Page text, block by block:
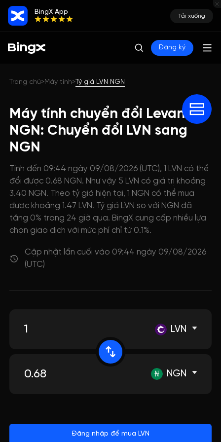
BingX App
Tải xuống
Đăng ký
Trang chủ>Máy tính>Tỷ giá LVN NGN
Máy tính chuyển đổi Levana
NGN: Chuyển đổi LVN sang
NGN
Tính đến 09:44 ngày 09/08/2026 (UTC), 1 LVN có thể
đổi được 0.68 NGN. Như vậy 5 LVN có giá trị khoảng
3.40 NGN. Theo tỷ giá hiện tại, 1 NGN có thể mua
được khoảng 1.47 LVN. Tỷ giá LVN so với NGN đã
tăng 0% trong 24 giờ qua. BingX cung cấp nhiều lựa
chọn giao dịch với mức phí chỉ từ 0.1%.
Cập nhật lần cuối vào 09:44 ngày 09/08/2026
(UTC)
LVN
NGN
Đăng nhập để mua LVN